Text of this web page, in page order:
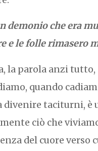
demonio che era
e le folle rimasero
la parola anzi
quando
taciturni, è
ciò che
del cuore verso